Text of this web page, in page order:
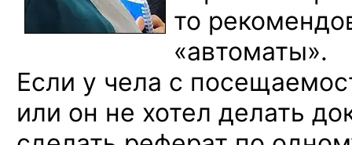
то
«автоматы».
Если у чела с
или он не хотел делать